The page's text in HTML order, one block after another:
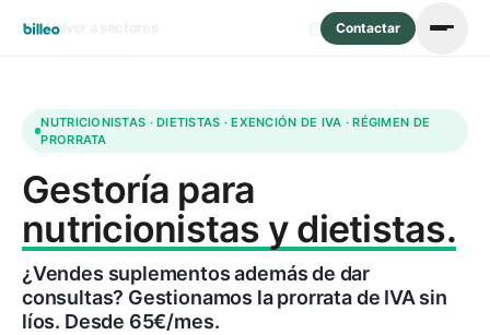
Contactar
Volver a sectores Actualizado: mayo 2026
NUTRICIONISTAS · DIETISTAS · EXENCIÓN DE IVA · RÉGIMEN DE
PRORRATA
Gestoría para
nutricionistas y dietistas.
¿Vendes suplementos además de dar
consultas? Gestionamos la prorrata de IVA sin
líos. Desde 65€/mes.